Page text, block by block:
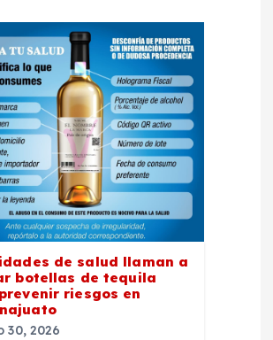
de salud llaman a
botellas de tequila
riesgos en
30, 2026